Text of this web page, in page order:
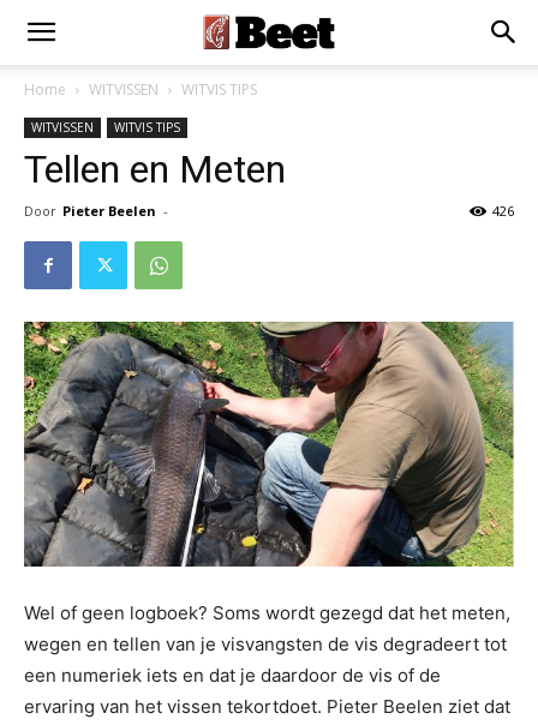
Home WITVISSEN WITVIS TIPS
WITVISSEN WITVIS TIPS
Tellen en Meten
Door Pieter Beelen - 426
Wel of geen logboek? Soms wordt gezegd dat het meten,
wegen en tellen van je visvangsten de vis degradeert tot
een numeriek iets en dat je daardoor de vis of de
ervaring van het vissen tekortdoet. Pieter Beelen ziet dat
Installeren